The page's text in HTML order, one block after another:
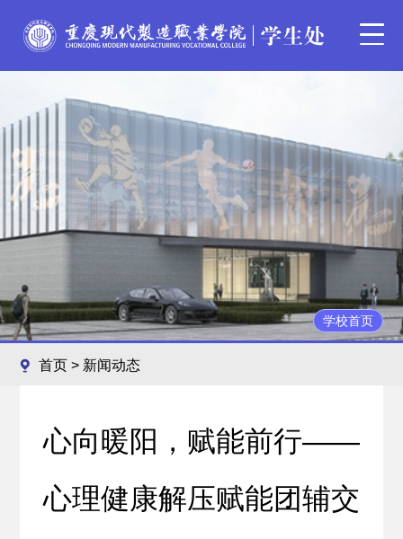
学校首页
首页> 新闻动态
心向暖阳，赋能前行——
心理健康解压赋能团辅交